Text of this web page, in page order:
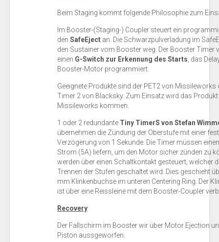
Beim Staging kommt folgende Philosophie zum
Im Booster-(Staging-) Coupler steuert ein
den SafeEject an. Die Schwarzpulverladung im
den Sustainer vom Booster weg. Der Booster Timer
einen G-Switch zur Erkennung des Starts , das
Booster-Motor programmiert.
Geeignete Produkte sind der PET2 von Missileworks
Timer 2 von Blacksky. Zum Einsatz wird das
Missileworks kommen.
1 oder 2 redundante Tiny TimerS von Stefan
übernehmen die Zündung der Oberstufe mit einer
Verzögerung von 1 Sekunde. Die Timer müssen
Strom (5A) liefern, um den Motor sicher zünden zu
werden über einen Schaltkontakt gesteuert, welcher
Trennen der Stufen geschaltet wird. Dies geschieht
mm Klinkenbuchse im unteren Centering Ring. Der
ist über eine Reissleine mit dem Booster-Coupler
Recovery
Der Fallschirm im Booster wir über Motor Ejection
Piston aussgeworfen.